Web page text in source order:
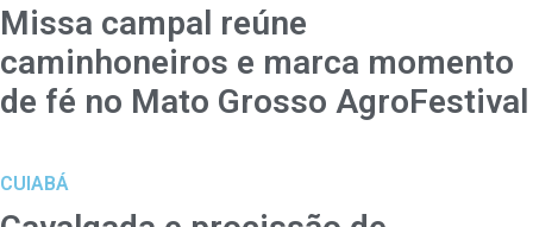
Missa campal reúne
caminhoneiros e marca momento
de fé no Mato Grosso AgroFestival
CUIABÁ